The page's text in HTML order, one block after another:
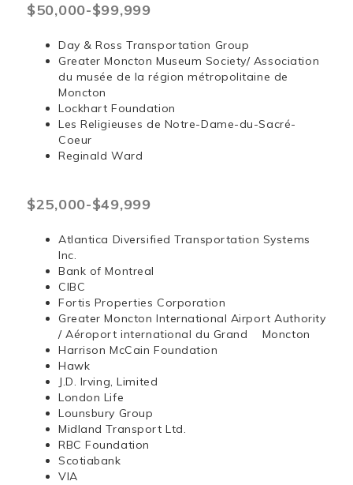
$50,000-$99,999
Day & Ross Transportation Group
Greater Moncton Museum Society/ Association
du musée de la région métropolitaine de
Moncton
Lockhart Foundation
Les Religieuses de Notre-Dame-du-Sacré-
Coeur
Reginald Ward
$25,000-$49,999
Atlantica Diversified Transportation Systems
Inc.
Bank of Montreal
CIBC
Fortis Properties Corporation
Greater Moncton International Airport Authority
/ Aéroport international du Grand Moncton
Harrison McCain Foundation
Hawk
J.D. Irving, Limited
London Life
Lounsbury Group
Midland Transport Ltd.
RBC Foundation
Scotiabank
VIA